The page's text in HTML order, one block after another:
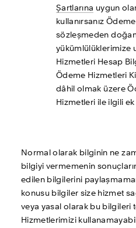
Şartlarına uygun
kullanırsanız
sözleşmeden doğan
yükümlülüklerimize
Hizmetleri Hesap
Ödeme Hizmetleri
dâhil olmak üzere
Hizmetleri ile ilgili
Normal olarak bilginin ne
bilgiyi vermemenin
edilen bilgilerini
konusu bilgiler size hizmet
veya yasal olarak bu bilgileri
Hizmetlerimizi